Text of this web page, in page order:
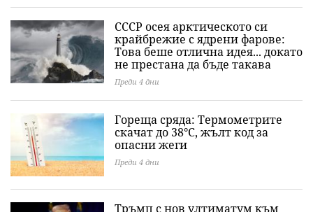
СССР осея арктическото си
крайбрежие с ядрени фарове:
Това беше отлична идея... докато
не престана да бъде такава
Преди 4 дни
Гореща сряда: Термометрите
скачат до 38°C, жълт код за
опасни жеги
Преди 4 дни
Тръмп с нов ултиматум към